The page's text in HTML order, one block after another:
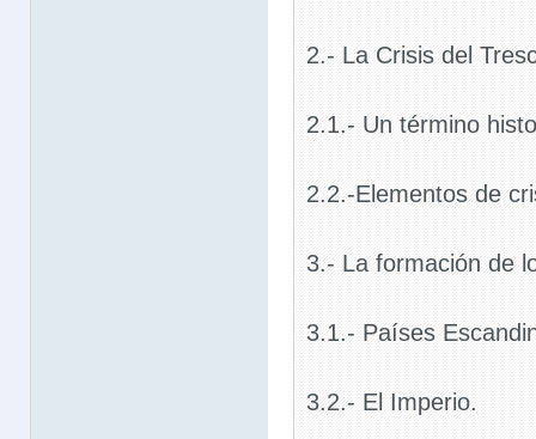
2.- La Crisis del
2.1.- Un término
2.2.-Elementos de
3.- La formación de
3.1.- Países
3.2.- El Imperio.